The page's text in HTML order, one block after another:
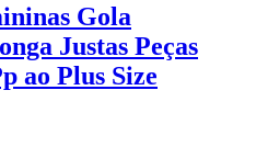
Gola
Justas Peças
ao Plus Size